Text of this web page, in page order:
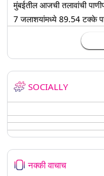
मुंबईतील आजची तलावांची
7 जलाशयांमध्ये 89.54 टक्के
SOCIALLY
नक्की वाचाच